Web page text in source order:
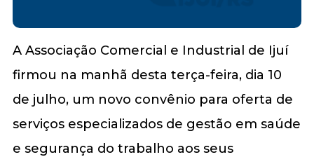
A Associação Comercial e Industrial de Ijuí
firmou na manhã desta terça-feira, dia 10
de julho, um novo convênio para oferta de
serviços especializados de gestão em saúde
e segurança do trabalho aos seus